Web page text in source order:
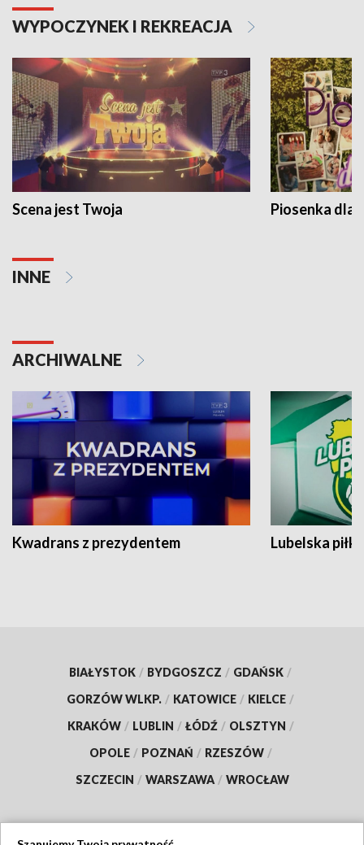
WYPOCZYNEK I REKREACJA
Scena jest Twoja Piosenka dla
INNE
ARCHIWALNE
Kwadrans z prezydentem Lubelska piłka
BIAŁYSTOK / BYDGOSZCZ / GDAŃSK /
GORZÓW WLKP. / KATOWICE / KIELCE /
KRAKÓW / LUBLIN / ŁÓDŹ / OLSZTYN /
OPOLE / POZNAŃ / RZESZÓW /
SZCZECIN / WARSZAWA / WROCŁAW